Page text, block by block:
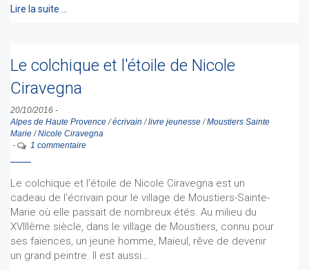
Lire la suite …
Le colchique et l'étoile de Nicole
Ciravegna
20/10/2016 -
Alpes de Haute Provence /écrivain /livre jeunesse /Moustiers Sainte
Marie /Nicole Ciravegna
-
1 commentaire
Le colchique et l'étoile de Nicole Ciravegna est un
cadeau de l'écrivain pour le village de Moustiers-Sainte-
Marie où elle passait de nombreux étés. Au milieu du
XVIIIème siècle, dans le village de Moustiers, connu pour
ses faïences, un jeune homme, Maieul, rêve de devenir
un grand peintre. Il est aussi…